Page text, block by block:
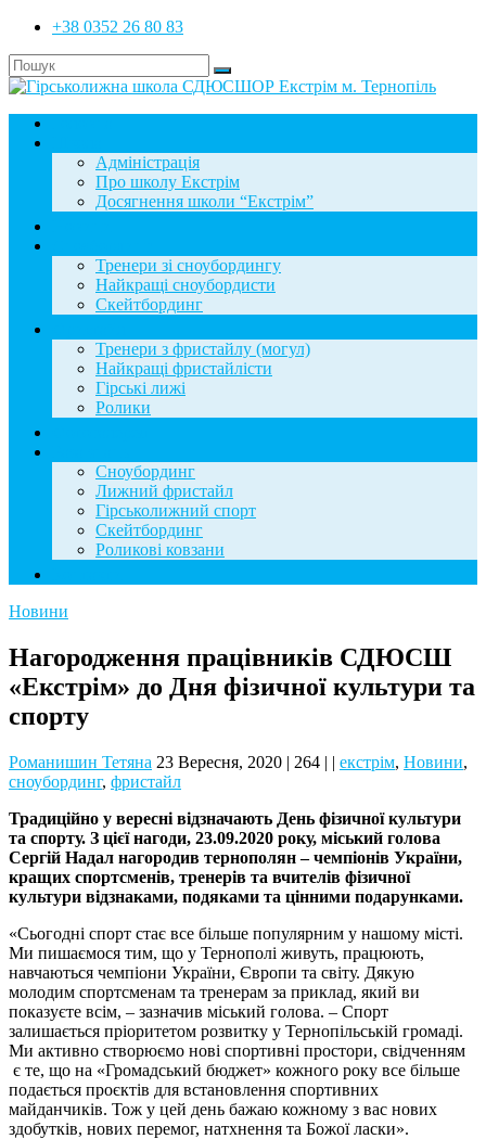
+38 0352 26 80 83
Адміністрація
Про школу Екстрім
Досягнення школи “Екстрім”
Тренери зі сноубордингу
Найкращі сноубордисти
Скейтбординг
Тренери з фристайлу (могул)
Найкращі фристайлісти
Гірські лижі
Ролики
Сноубординг
Лижний фристайл
Гірськолижний спорт
Скейтбординг
Роликові ковзани
Новини
Нагородження працівників СДЮСШ
«Екстрім» до Дня фізичної культури та
спорту
Романишин Тетяна 23 Вересня, 2020 | 264 | | екстрім, Новини,
сноубординг, фристайл
Традиційно у вересні відзначають День фізичної культури
та спорту. З цієї нагоди, 23.09.2020 року, міський голова
Сергій Надал нагородив тернополян – чемпіонів України,
кращих спортсменів, тренерів та вчителів фізичної
культури відзнаками, подяками та цінними подарунками.
«Сьогодні спорт стає все більше популярним у нашому місті.
Ми пишаємося тим, що у Тернополі живуть, працюють,
навчаються чемпіони України, Європи та світу. Дякую
молодим спортсменам та тренерам за приклад, який ви
показуєте всім, – зазначив міський голова. – Спорт
залишається пріоритетом розвитку у Тернопільській громаді.
Ми активно створюємо нові спортивні простори, свідченням
є те, що на «Громадський бюджет» кожного року все більше
подається проєктів для встановлення спортивних
майданчиків. Тож у цей день бажаю кожному з вас нових
здобутків, нових перемог, натхнення та Божої ласки».